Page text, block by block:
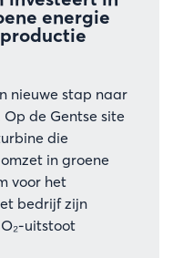
energie
nieuwe stap naar
de Gentse site
die
in groene
voor het
bedrijf zijn
uitstoot